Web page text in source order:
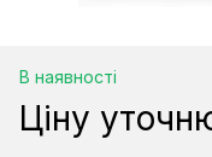
В наявності
Ціну